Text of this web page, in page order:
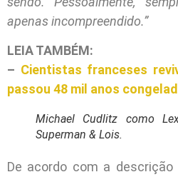
apenas incompreendido.”
LEIA TAMBÉM:
– Cientistas franceses
passou 48 mil anos
Michael Cudlitz como
Superman & Lois.
De acordo com a descrição